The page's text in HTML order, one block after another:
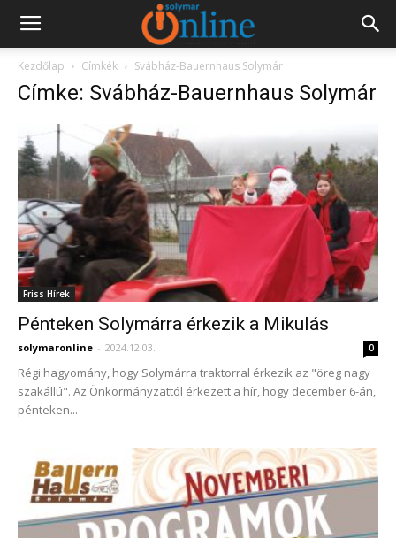
Kezdőlap Címkék Svábház-Bauernhaus Solymár
Címke: Svábház-Bauernhaus Solymár
Friss Hírek
Pénteken Solymárra érkezik a Mikulás
solymaronline - 2024.12.03. 0
Régi hagyomány, hogy Solymárra traktorral érkezik az "öreg nagy
szakállú". Az Önkormányzattól érkezett a hír, hogy december 6-án,
pénteken...